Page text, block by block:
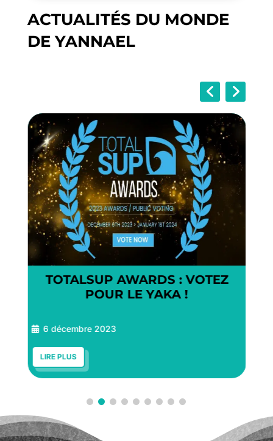
ACTUALITÉS DU MONDE
DE YANNAEL
TOTALSUP AWARDS : VOTEZ
POUR LE YAKA !
6 décembre 2023
LIRE PLUS